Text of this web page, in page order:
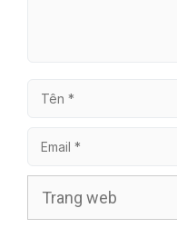
Tên
Email